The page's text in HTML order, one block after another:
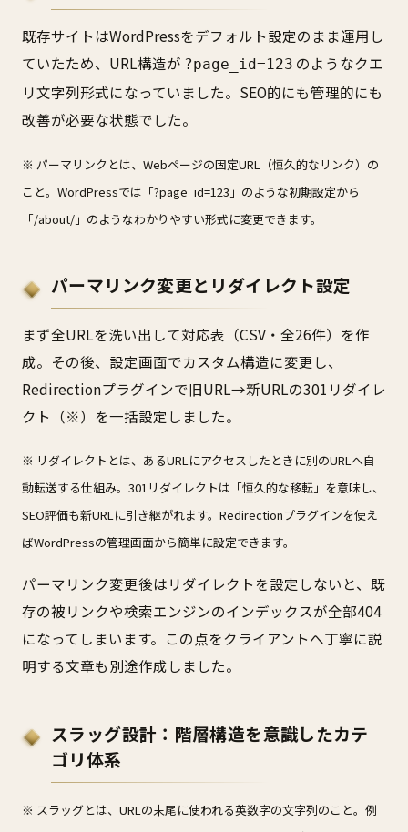
既存サイトはWordPressをデフォルト設定のまま運用し
ていたため、URL構造が ?page_id=123 のようなクエ
リ文字列形式になっていました。SEO的にも管理的にも
改善が必要な状態でした。
※ パーマリンクとは、Webページの固定URL（恒久的なリンク）の
こと。WordPressでは「?page_id=123」のような初期設定から
「/about/」のようなわかりやすい形式に変更できます。
パーマリンク変更とリダイレクト設定
まず全URLを洗い出して対応表（CSV・全26件）を作
成。その後、設定画面でカスタム構造に変更し、
Redirectionプラグインで旧URL→新URLの301リダイレ
クト（※）を一括設定しました。
※ リダイレクトとは、あるURLにアクセスしたときに別のURLへ自
動転送する仕組み。301リダイレクトは「恒久的な移転」を意味し、
SEO評価も新URLに引き継がれます。Redirectionプラグインを使え
ばWordPressの管理画面から簡単に設定できます。
パーマリンク変更後はリダイレクトを設定しないと、既
存の被リンクや検索エンジンのインデックスが全部404
になってしまいます。この点をクライアントへ丁寧に説
明する文章も別途作成しました。
スラッグ設計：階層構造を意識したカテ
ゴリ体系
※ スラッグとは、URLの末尾に使われる英数字の文字列のこと。例